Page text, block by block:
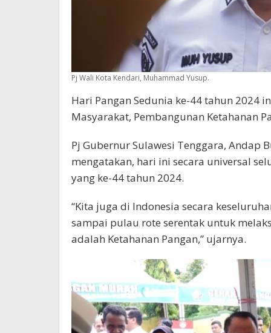
Pj Wali Kota Kendari, Muhammad Yusup.
Hari Pangan Sedunia ke-44 tahun 2024
Masyarakat, Pembangunan Ketahanan
Pj Gubernur Sulawesi Tenggara, Andap
mengatakan, hari ini secara universal
yang ke-44 tahun 2024.
“Kita juga di Indonesia secara
sampai pulau rote serentak untuk
adalah Ketahanan Pangan,” ujarnya.